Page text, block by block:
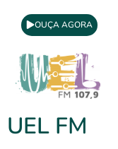
OUÇA AGORA
UEL FM